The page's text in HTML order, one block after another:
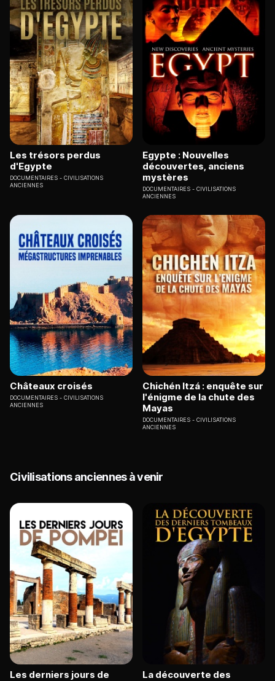
Les trésors perdus
d'Egypte
DOCUMENTAIRES
CIVILISATIONS
ANCIENNES
Egypte : Nouvelles
découvertes, anciens
mystères
DOCUMENTAIRES
CIVILISATIONS
ANCIENNES
Châteaux croisés
DOCUMENTAIRES
CIVILISATIONS
ANCIENNES
Chichén Itzá : enquête sur
l'énigme de la chute des
Mayas
DOCUMENTAIRES
CIVILISATIONS
ANCIENNES
Civilisations anciennes à venir
Les derniers jours de
La découverte des